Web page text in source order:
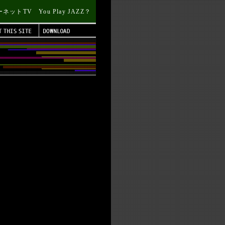
ネットTV You Play JAZZ？